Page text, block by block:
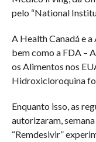
pelo “National
A Health Canadá e
bem como a FDA –
os Alimentos nos
Hidroxicloroquina
Enquanto isso, as
autorizaram,
“Remdesivir”